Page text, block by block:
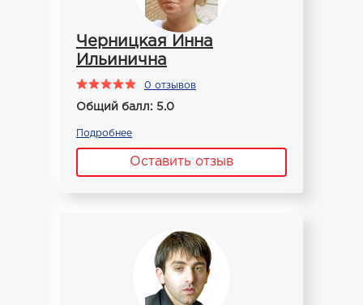
Черницкая Инна
Ильинична
0 отзывов
Общий балл: 5.0
Подробнее
Оставить отзыв